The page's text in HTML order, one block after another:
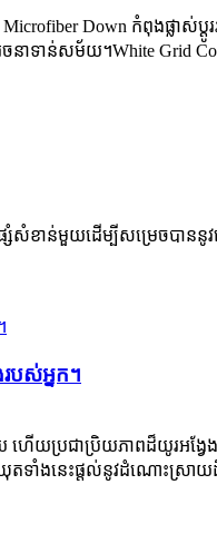
Microfiber Down កំពុងផ្
នាទាន់សម័យ។White Grid
សំសំខាន់មួយដើម្បីសម្រេចប
បស់អ្នក។
ប្រជាប្រិយភាពដ៏យូរអង្វែង
ាំងនេះផ្តល់នូវដំណោះស្រាយដ៏